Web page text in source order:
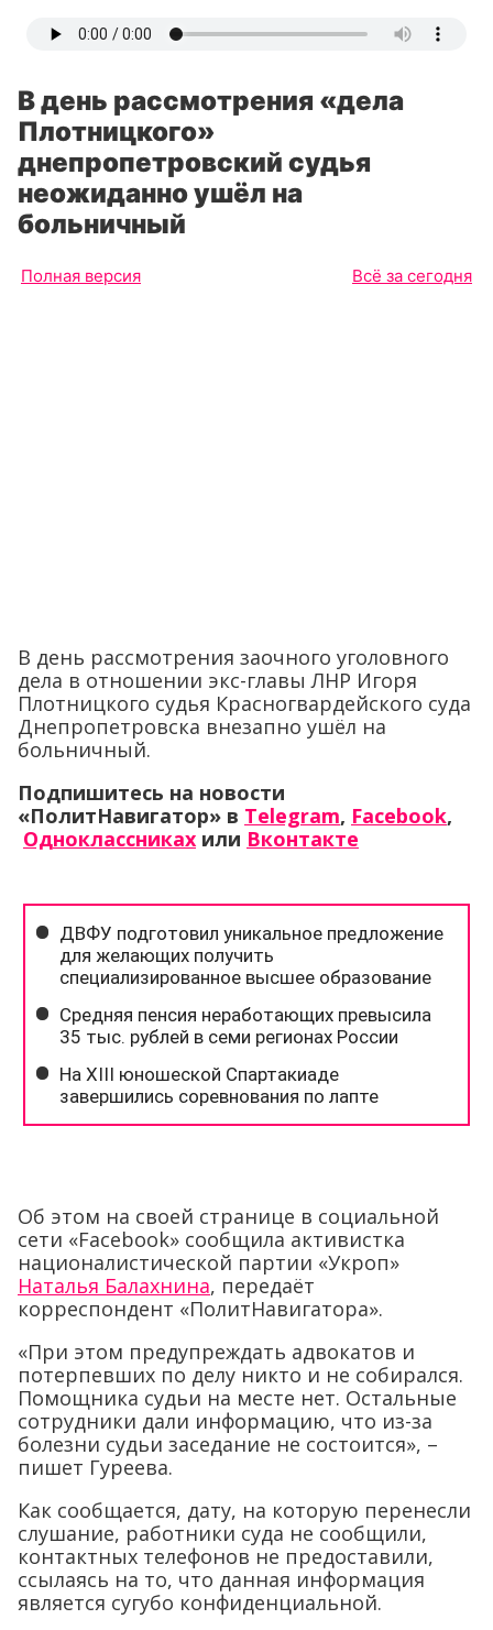
В день рассмотрения «дела
Плотницкого»
днепропетровский судья
неожиданно ушёл на
больничный
Полная версия Всё за сегодня
В день рассмотрения заочного уголовного
дела в отношении экс-главы ЛНР Игоря
Плотницкого судья Красногвардейского суда
Днепропетровска внезапно ушёл на
больничный.
Подпишитесь на новости
«ПолитНавигатор» в Telegram, Facebook,
Одноклассниках или Вконтакте
Об этом на своей странице в социальной
сети «Facebook» сообщила активистка
националистической партии «Укроп»
Наталья Балахнина, передаёт
корреспондент «ПолитНавигатора».
«При этом предупреждать адвокатов и
потерпевших по делу никто и не собирался.
Помощника судьи на месте нет. Остальные
сотрудники дали информацию, что из-за
болезни судьи заседание не состоится», –
пишет Гуреева.
Как сообщается, дату, на которую перенесли
слушание, работники суда не сообщили,
контактных телефонов не предоставили,
ссылаясь на то, что данная информация
является сугубо конфиденциальной.